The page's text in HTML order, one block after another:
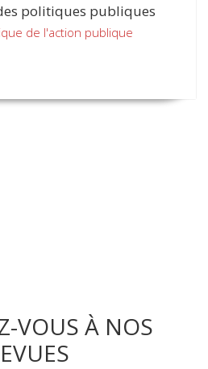
politiques publiques
de l'action publique
VOUS À NOS